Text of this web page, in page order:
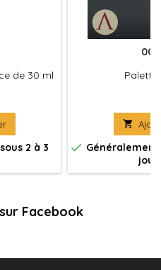
de 30 ml
2 à 3
00
Palette

 Généralement
Facebook